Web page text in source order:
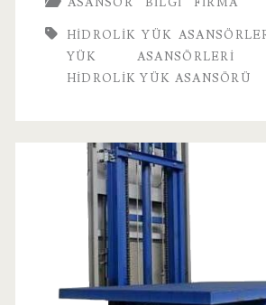
Asansörleri
Hakkında
ASANSÖR BILGI FIRMA
HIDROLIK YÜK
YÜK ASANSÖRLERI
HIDROLIK YÜK ASANSÖRÜ